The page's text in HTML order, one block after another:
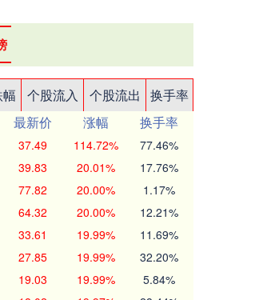
个股流入 个股流出
换手率
最新价 涨幅
换手率
37.49 114.72% 77.46%
39.83 20.01% 17.76%
77.82 20.00% 1.17%
64.32 20.00% 12.21%
33.61 19.99% 11.69%
27.85 19.99% 32.20%
19.03 19.99% 5.84%